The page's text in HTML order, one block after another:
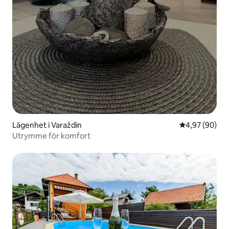
Lägenhet i Varaždin 4,97 av 5 i
4,97 (90)
Utrymme för komfort